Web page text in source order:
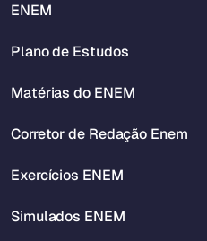
ENEM
Plano de Estudos
Matérias do ENEM
Corretor de Redação Enem
Exercícios ENEM
Simulados ENEM